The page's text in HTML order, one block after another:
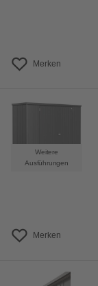
Merken
Weitere
Ausführungen
Merken